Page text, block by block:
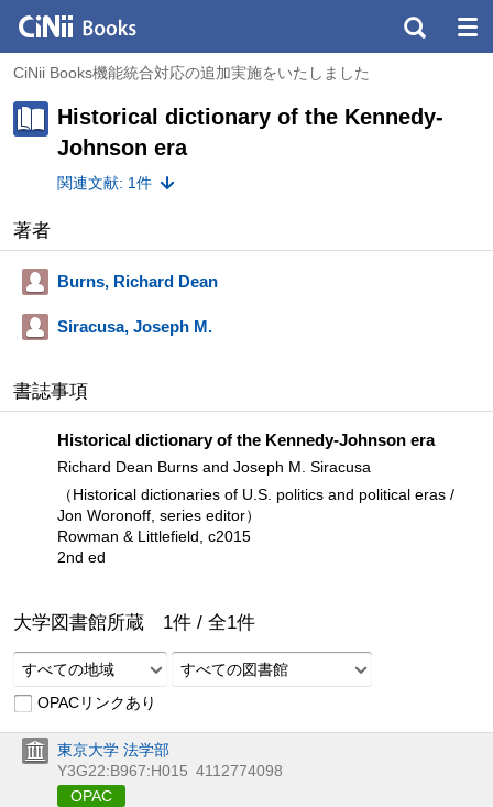
CiNii Books機能統合対応の追加実施をいたしました
Historical dictionary of the Kennedy-
Johnson era
関連文献: 1件
著者
Burns, Richard Dean
Siracusa, Joseph M.
書誌事項
Historical dictionary of the Kennedy-Johnson era
Richard Dean Burns and Joseph M. Siracusa
（Historical dictionaries of U.S. politics and political eras /
Jon Woronoff, series editor）
Rowman & Littlefield, c2015
2nd ed
大学図書館所蔵 1件 / 全1件
すべての地域
すべての図書館
OPACリンクあり
東京大学 法学部
Y3G22:B967:H015 4112774098
OPAC